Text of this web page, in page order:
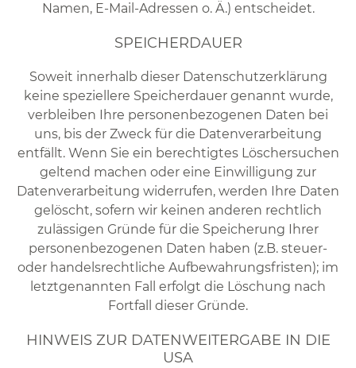
Namen, E-Mail-Adressen o. Ä.) entscheidet.
SPEICHERDAUER
Soweit innerhalb dieser Datenschutzerklärung
keine speziellere Speicherdauer genannt wurde,
verbleiben Ihre personenbezogenen Daten bei
uns, bis der Zweck für die Datenverarbeitung
entfällt. Wenn Sie ein berechtigtes Löschersuchen
geltend machen oder eine Einwilligung zur
Datenverarbeitung widerrufen, werden Ihre Daten
gelöscht, sofern wir keinen anderen rechtlich
zulässigen Gründe für die Speicherung Ihrer
personenbezogenen Daten haben (z.B. steuer-
oder handelsrechtliche Aufbewahrungsfristen); im
letztgenannten Fall erfolgt die Löschung nach
Fortfall dieser Gründe.
HINWEIS ZUR DATENWEITERGABE IN DIE
USA